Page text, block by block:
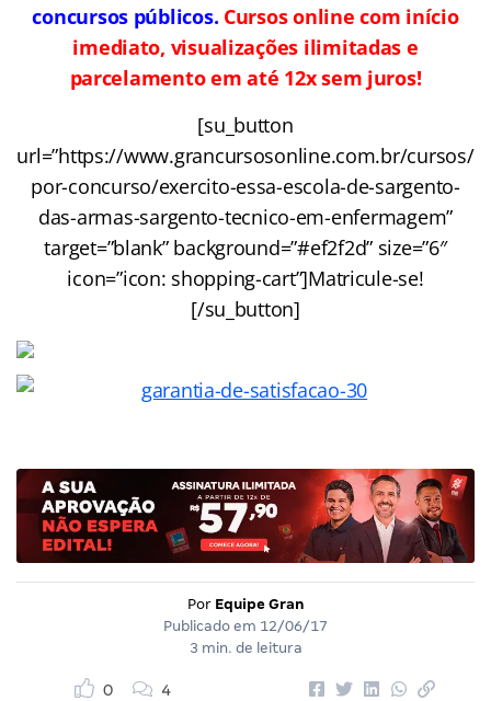
concursos públicos. Cursos online com início
imediato, visualizações ilimitadas e
parcelamento em até 12x sem juros!
[su_button
url=”https://www.grancursosonline.com.br/cursos/
por-concurso/exercito-essa-escola-de-sargento-
das-armas-sargento-tecnico-em-enfermagem”
target=”blank” background=”#ef2f2d” size=”6″
icon=”icon: shopping-cart”]Matricule-se!
[/su_button]
Por Equipe Gran
Publicado em 12/06/17
3 min. de leitura
0 4